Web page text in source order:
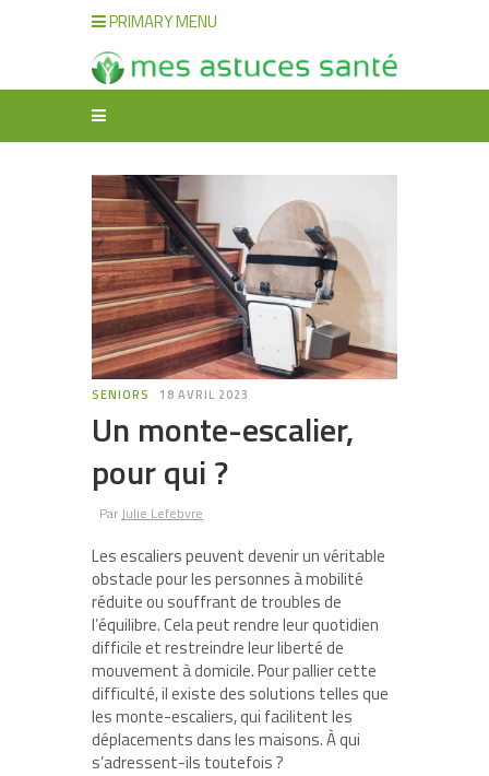
PRIMARY MENU
SENIORS 18 AVRIL 2023
Un monte-escalier,
pour qui ?
Par Julie Lefebvre
Les escaliers peuvent devenir un véritable
obstacle pour les personnes à mobilité
réduite ou souffrant de troubles de
l’équilibre. Cela peut rendre leur quotidien
difficile et restreindre leur liberté de
mouvement à domicile. Pour pallier cette
difficulté, il existe des solutions telles que
les monte-escaliers, qui facilitent les
déplacements dans les maisons. À qui
s’adressent-ils toutefois ?